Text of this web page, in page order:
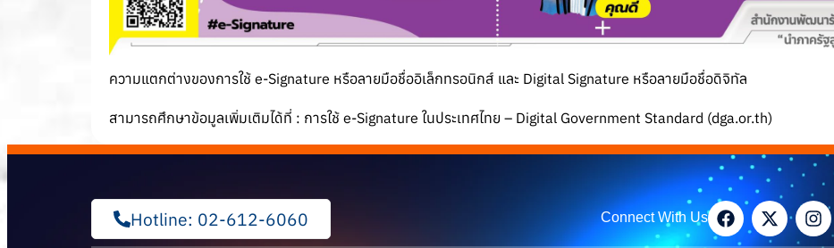
ความแตกต่างของการใช้ e-Signature หรือลายมือชื่ออิเล็กทรอนิกส์ และ Digital Signature หรือลายมือชื่อดิจิทัล
สามารถศึกษาข้อมูลเพิ่มเติมได้ที่ : การใช้ e-Signature ในประเทศไทย – Digital Government Standard (dga.or.th)
Hotline: 02-612-6060 Connect With Us